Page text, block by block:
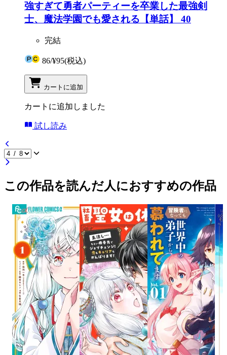
強すぎて勇者パーティーを卒業した最強剣
士、魔法学園でも愛される【単話】 40
完結
86/¥95(税込)
カートに追加
カートに追加しました
試し読み
この作品を読んだ人におすすめの作品